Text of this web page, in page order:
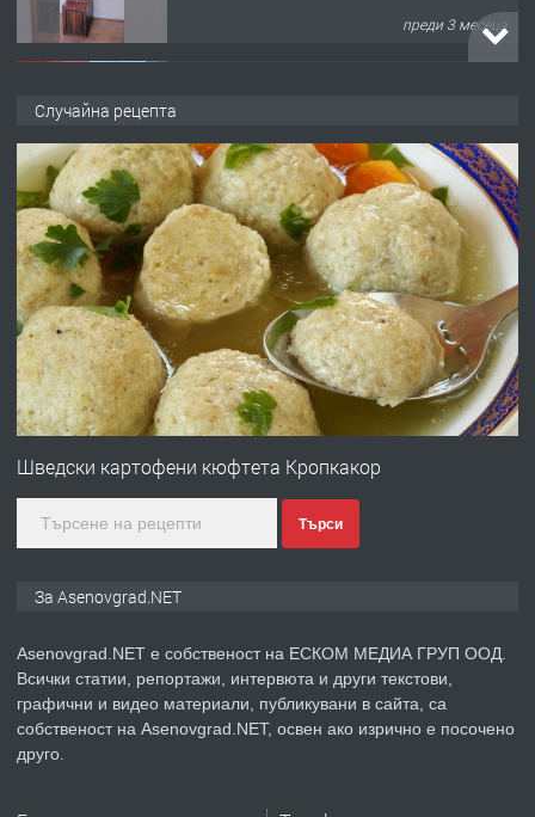
преди 10 месеца
преди 1 година
ПРЕДЛАГА
Професионална зеленчукорезачка
за заведения и дома
преди 1 година
ПРЕДЛАГА Дава под наем Асеновград
преди 2 години
ПРЕДЛАГА ремонт на покриви
Случайна рецепта
Шведски картофени кюфтета Кропкакор
Търси
За Asenovgrad.NET
Asenovgrad.NET е собственост на ЕСКОМ МЕДИА ГРУП ООД.
Всички статии, репортажи, интервюта и други текстови,
графични и видео материали, публикувани в сайта, са
собственост на Asenovgrad.NET, освен ако изрично е посочено
друго.